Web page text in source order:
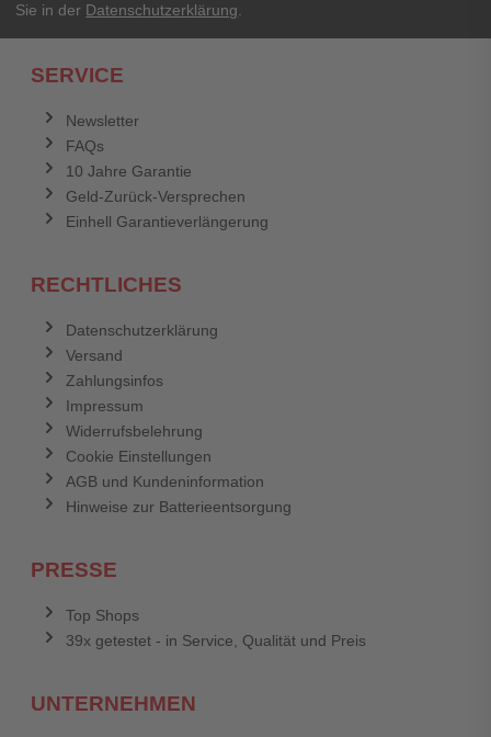
Sie in der Datenschutzerklärung
SERVICE
Newsletter
FAQs
10 Jahre Garantie
Geld-Zurück-Versprechen
Einhell Garantieverlängerung
RECHTLICHES
Datenschutzerklärung
Versand
Zahlungsinfos
Impressum
Widerrufsbelehrung
Cookie Einstellungen
AGB und Kundeninformation
Hinweise zur Batterieentsorgung
PRESSE
Top Shops
39x getestet - in Service, Qualität und Preis
UNTERNEHMEN